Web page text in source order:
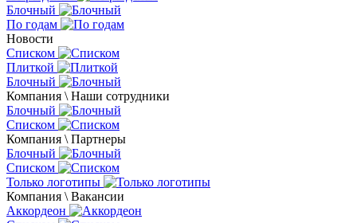
Блочный
По годам
Новости
Списком
Плиткой
Блочный
Компания \ Наши сотрудники
Блочный
Списком
Компания \ Партнеры
Блочный
Списком
Только логотипы
Компания \ Вакансии
Аккордеон